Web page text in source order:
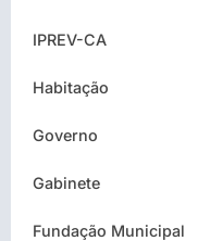
IPREV-CA
Habitação
Governo
Gabinete
Fundação Municipal